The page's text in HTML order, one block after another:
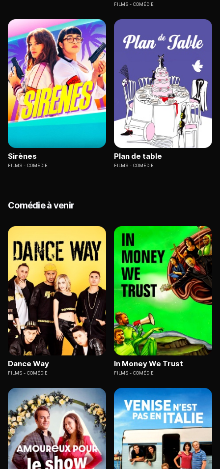
FILMS COMÉDIE
Sirènes
FILMS COMÉDIE
Plan de table
FILMS COMÉDIE
Comédie à venir
Dance Way
FILMS COMÉDIE
In Money We Trust
FILMS COMÉDIE